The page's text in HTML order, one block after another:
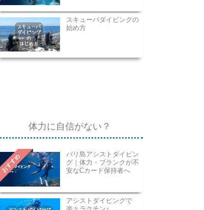
スキューバダイビングの
始め方
体力に自信がない？
おすすめ
バリ島アシストダイビン
グ｜体力・ブランクが不
安なCカード保持者へ
アシストダイビングで